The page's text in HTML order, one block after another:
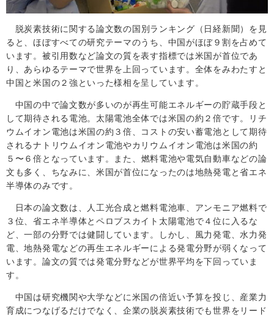
脱炭素技術に関する論文数の国別ランキング（日経新聞）を見
ると、ほぼすべての研究テーマのうち、中国がほぼ９割を占めて
います。被引用数など論文の質を表す指標では米国が首位であ
り、あらゆるテーマで世界を上回っています。全体をみわたすと
中国と米国の２強といった様相を呈しています。
中国の中で論文数が多いのが再生可能エネルギーの貯蔵手段と
して期待される電池。太陽電池全体では米国の約２倍です。リチ
ウムイオン電池は米国の約３倍、コストの安い蓄電池として期待
されるナトリウムイオン電池やカリウムイオン電池は米国の約
５ 〜 ６倍となっています。また、燃料電池や電気自動車などの論
文も多く、ちなみに、米国が首位になったのは地熱発電と省エネ
半導体のみです。
日本の論文数は、人工光合成と燃料電池車、アンモニア燃料で
３位、省エネ半導体とペロブスカイト太陽電池で４位に入るな
ど、一部の分野では健闘しています。しかし、風力発電、水力発
電、地熱発電などの再生エネルギーによる発電分野が弱くなって
います。論文の質では発電分野などが世界平均を下回っていま
す。
中国は研究機関や大学などに米国の倍近い予算を投じ、産業力
育成につなげるだけでなく、企業の脱炭素技術でも世界をリード